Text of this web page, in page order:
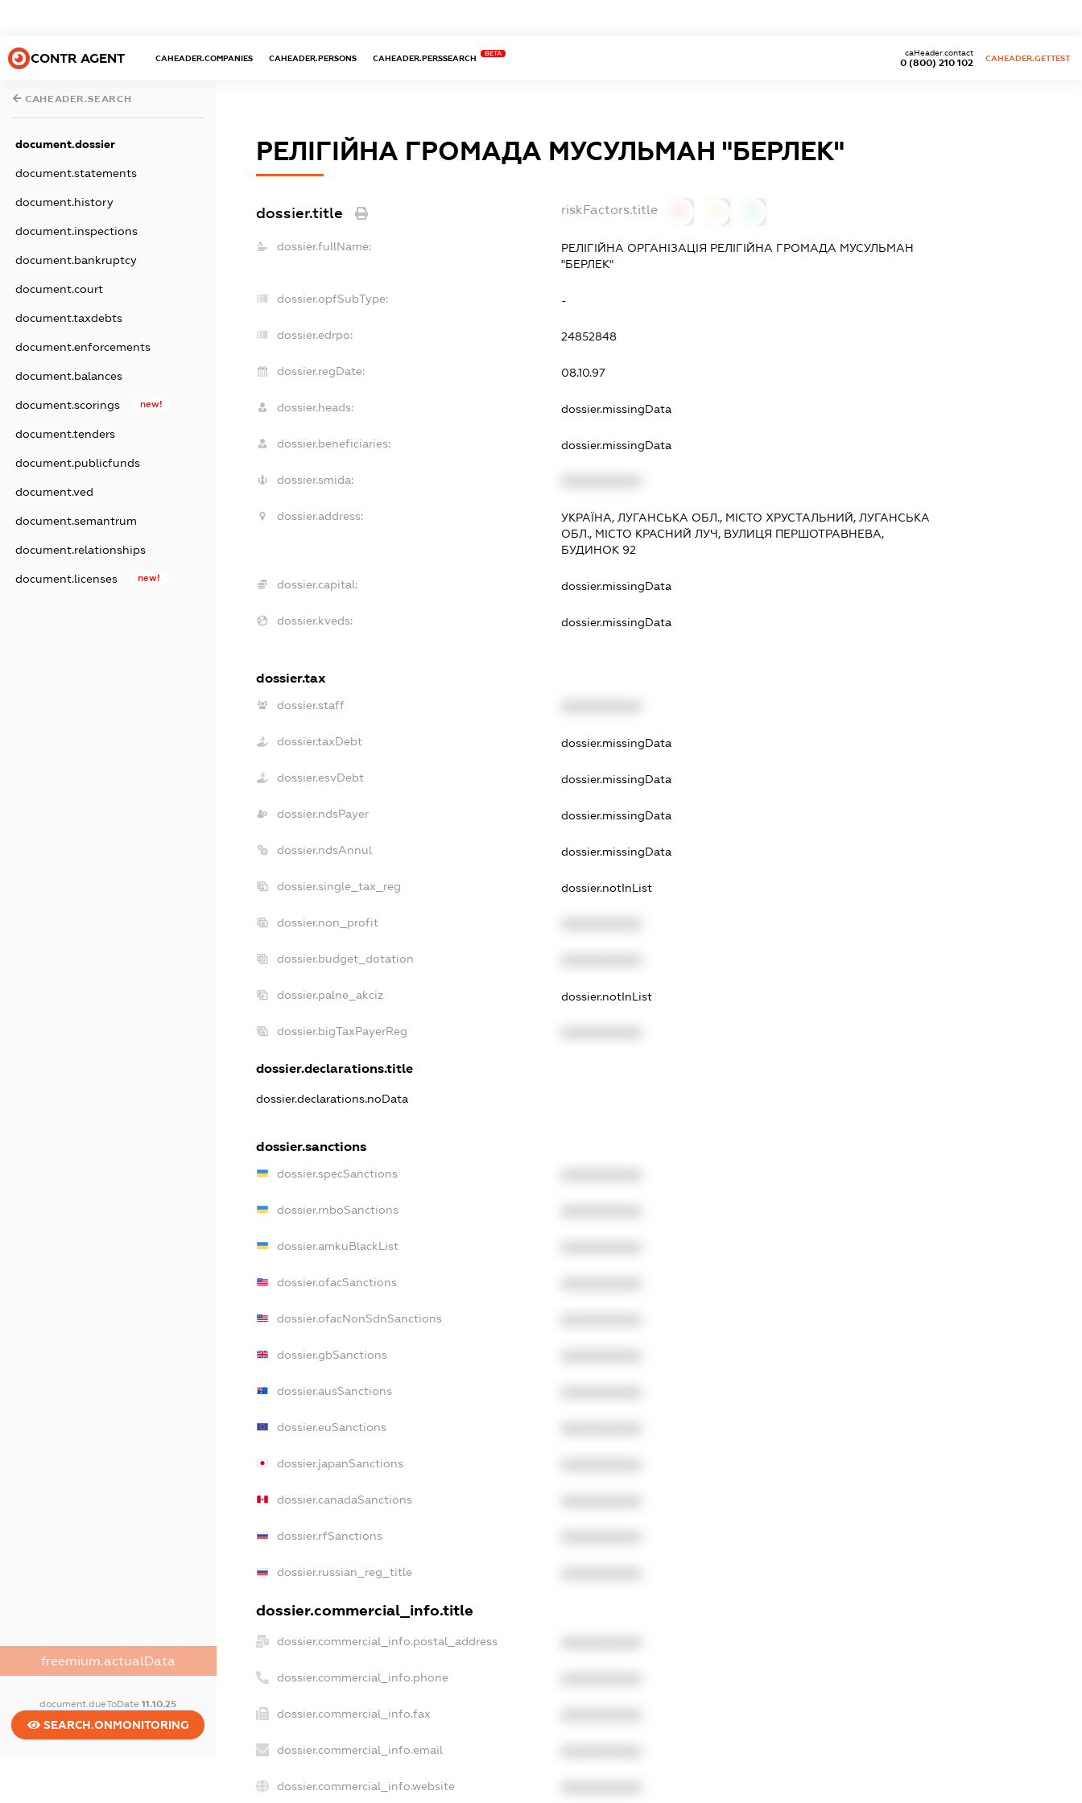
CONTR AGENT CAHEADER.COMPANIES CAHEADER.PERSONS CAHEADER.PERSSEARCH
BETA
0 (800) 210 102
caHeader.contact
CAHEADER.GETTEST
CAHEADER.SEARCH
document.dossier
document.statements
document.history
document.inspections
document.bankruptcy
document.court
document.taxdebts
document.enforcements
document.balances
document.scorings new!
document.tenders
document.publicfunds
document.ved
document.semantrum
document.relationships
document.licenses new!
freemium.actualData
document.dueToDate11.10.25
SEARCH.ONMONITORING
РЕЛІГІЙНА ГРОМАДА МУСУЛЬМАН "БЕРЛЕК"
dossier.title riskFactors.title
dossier.fullName:
РЕЛІГІЙНА ОРГАНІЗАЦІЯ РЕЛІГІЙНА ГРОМАДА МУСУЛЬМАН
"БЕРЛЕК"
dossier.opfSubType: -
dossier.edrpo: 24852848
dossier.regDate: 08.10.97
dossier.heads: dossier.missingData
dossier.beneficiaries: dossier.missingData
dossier.smida:
dossier.address:
УКРАЇНА, ЛУГАНСЬКА ОБЛ., МІСТО ХРУСТАЛЬНИЙ, ЛУГАНСЬКА
ОБЛ., МІСТО КРАСНИЙ ЛУЧ, ВУЛИЦЯ ПЕРШОТРАВНЕВА,
БУДИНОК 92
dossier.capital: dossier.missingData
dossier.kveds: dossier.missingData
dossier.tax
dossier.staff
dossier.taxDebt dossier.missingData
dossier.esvDebt dossier.missingData
dossier.ndsPayer dossier.missingData
dossier.ndsAnnul dossier.missingData
dossier.single_tax_reg dossier.notInList
dossier.non_profit
dossier.budget_dotation
dossier.palne_akciz dossier.notInList
dossier.bigTaxPayerReg
dossier.declarations.title
dossier.declarations.noData
dossier.sanctions
dossier.specSanctions
dossier.rnboSanctions
dossier.amkuBlackList
dossier.ofacSanctions
dossier.ofacNonSdnSanctions
dossier.gbSanctions
dossier.ausSanctions
dossier.euSanctions
dossier.japanSanctions
dossier.canadaSanctions
dossier.rfSanctions
dossier.russian_reg_title
dossier.commercial_info.title
dossier.commercial_info.postal_address
dossier.commercial_info.phone
dossier.commercial_info.fax
dossier.commercial_info.email
dossier.commercial_info.website